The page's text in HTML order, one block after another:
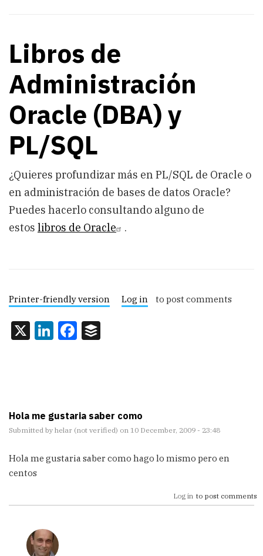
Libros de
Administración
Oracle (DBA) y
PL/SQL
¿Quieres profundizar más en PL/SQL de Oracle o
en administración de bases de datos Oracle?
Puedes hacerlo consultando alguno de
estos libros de Oracle .
Printer-friendly version Log in to post comments
X LinkedIn
Facebook
Hola me gustaria saber como
Submitted by helar (not verified) on 10 December, 2009 - 23:48
Hola me gustaria saber como hago lo mismo pero en
centos
Log in to post comments